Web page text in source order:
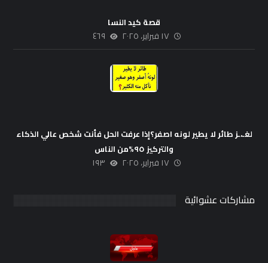
قصة كيد النسا
١٧ فبراير، ٢٠٢٥ ٤٦٩
لغـ،ـز طائر لا يطير لونه اصفر؟إذا عرفت الحل فأنت شخص عالي الذكاء
والتركيز ٩٥%من الناس
١٧ فبراير، ٢٠٢٥ ١٩٣
مشاركات عشوائية